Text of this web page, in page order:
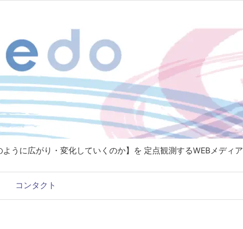
ように広がり・変化していくのか】を 定点観測するWEBメディア
コンタクト